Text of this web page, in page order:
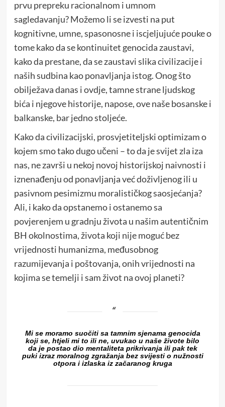
prvu prepreku racionalnom i umnom
sagledavanju? Možemo li se izvesti na put
kognitivne, umne, spasonosne i iscjeljujuće pouke o
tome kako da se kontinuitet genocida zaustavi,
kako da prestane, da se zaustavi slika civilizacije i
naših sudbina kao ponavljanja istog. Onog što
obilježava danas i ovdje, tamne strane ljudskog
bića i njegove historije, napose, ove naše bosanske i
balkanske, bar jedno stoljeće.
Kako da civilizacijski, prosvjetiteljski optimizam o
kojem smo tako dugo učeni – to da je svijet zla iza
nas, ne završi u nekoj novoj historijskoj naivnosti i
iznenađenju od ponavljanja već doživljenog ili u
pasivnom pesimizmu moralističkog saosjećanja?
Ali, i kako da opstanemo i ostanemo sa
povjerenjem u gradnju života u našim autentičnim
BH okolnostima, života koji nije moguć bez
vrijednosti humanizma, međusobnog
razumijevanja i poštovanja, onih vrijednosti na
kojima se temelji i sam život na ovoj planeti?
Mi se moramo suočiti sa tamnim sjenama genocida
koji se, htjeli mi to ili ne, uvukao u naše živote bilo
da je postao dio mentaliteta prikrivanja ili pak tek
puki izraz moralnog zgražanja bez svijesti o nužnosti
otpora i izlaska iz začaranog kruga